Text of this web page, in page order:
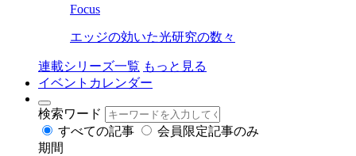
Focus
エッジの効いた光研究の数々
連載シリーズ一覧 もっと見る
イベントカレンダー
検索ワード
すべての記事
会員限定記事のみ
期間